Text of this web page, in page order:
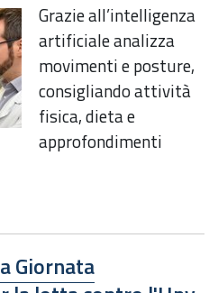
Grazie all’intelligenza
artificiale analizza
movimenti e posture,
consigliando attività
fisica, dieta e
approfondimenti
Giornata